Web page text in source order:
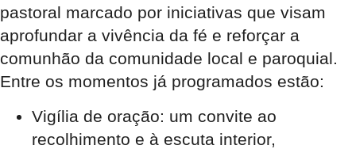
pastoral marcado por iniciativas que visam
aprofundar a vivência da fé e reforçar a
comunhão da comunidade local e paroquial.
Entre os momentos já programados estão:
Vigília de oração: um convite ao
recolhimento e à escuta interior,